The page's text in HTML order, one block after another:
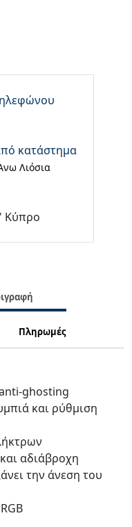
κατάστημα
Λιόσια
Κύπρο
Πληρωμές
ghosting
και ρύθμιση
αδιάβροχη
την άνεση του